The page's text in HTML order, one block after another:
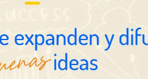
Schaeffler mejora su rentabilidad
en el primer semestre de 2026